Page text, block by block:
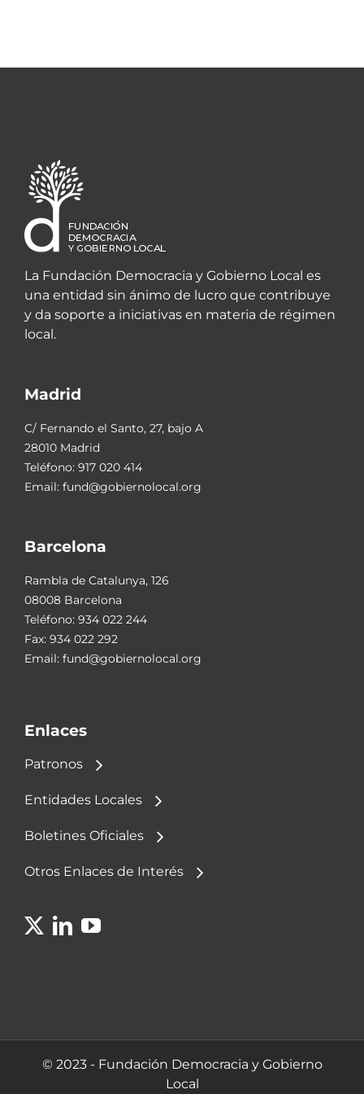
La Fundación Democracia y Gobierno Local es
una entidad sin ánimo de lucro que contribuye
y da soporte a iniciativas en materia de régimen
local.
Madrid
C/ Fernando el Santo, 27, bajo A
28010 Madrid
Teléfono: 917 020 414
Email: fund@gobiernolocal.org
Barcelona
Rambla de Catalunya, 126
08008 Barcelona
Teléfono: 934 022 244
Fax: 934 022 292
Email: fund@gobiernolocal.org
Enlaces
Patronos
Entidades Locales
Boletines Oficiales
Otros Enlaces de Interés
© 2023 - Fundación Democracia y Gobierno
Local